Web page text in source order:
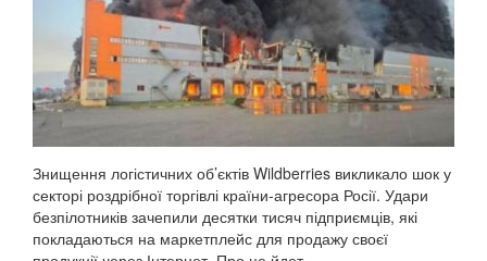
Знищення логістичних об’єктів Wildberries викликало шок у
секторі роздрібної торгівлі країни-агресора Росії. Удари
безпілотників зачепили десятки тисяч підприємців, які
покладаються на маркетплейс для продажу своєї